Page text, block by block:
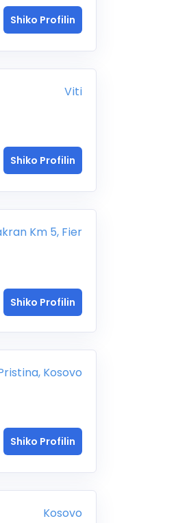
Shiko Profilin
Viti
Shiko Profilin
Km 5, Fier
Shiko Profilin
Kosovo
Shiko Profilin
Kosovo